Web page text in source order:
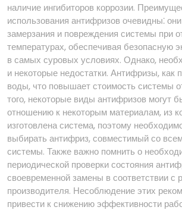
наличие ингибиторов коррозии.
использования антифризов очевидны⁚
замерзания и повреждения системы при
температурах, обеспечивая безопасную
в самых суровых условиях. Однако,
и некоторые недостатки. Антифризы, как
воды, что повышает стоимость системы
того, некоторые виды антифризов могут
отношению к некоторым материалам, из
изготовлена система, поэтому
выбирать антифриз, совместимый со
системы. Также важно помнить о
периодической проверки состояния
своевременной замены в соответствии с
производителя. Несоблюдение этих
привести к снижению эффективности